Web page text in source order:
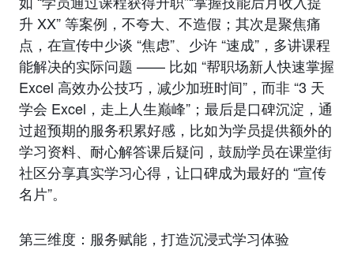
升 XX” 等案例，不夸大、不造假；其次是聚焦痛
点，在宣传中少谈 “焦虑”、少许 “速成”，多讲课程
能解决的实际问题 —— 比如 “帮职场新人快速掌握
Excel 高效办公技巧，减少加班时间”，而非 “3 天
学会 Excel，走上人生巅峰”；最后是口碑沉淀，通
过超预期的服务积累好感，比如为学员提供额外的
学习资料、耐心解答课后疑问，鼓励学员在课堂街
社区分享真实学习心得，让口碑成为最好的 “宣传
名片”。
第三维度：服务赋能，打造沉浸式学习体验